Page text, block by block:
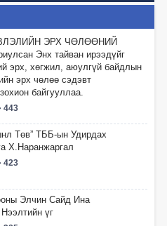
ЭРХ ЧӨЛӨӨНИЙ
Энх тайван ирээдүйг
эрх, хөгжил, аюулгүй байдлын
эрх чөлөө сэдэвт
байгууллаа.
443
Төв” ТББ-ын Удирдах
Х.Наранжаргал
423
Элчин Сайд Ина
үг